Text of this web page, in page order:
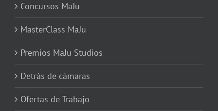
Concursos MaJu
MasterClass MaJu
Premios MaJu Studios
Detrás de cámaras
Ofertas de Trabajo